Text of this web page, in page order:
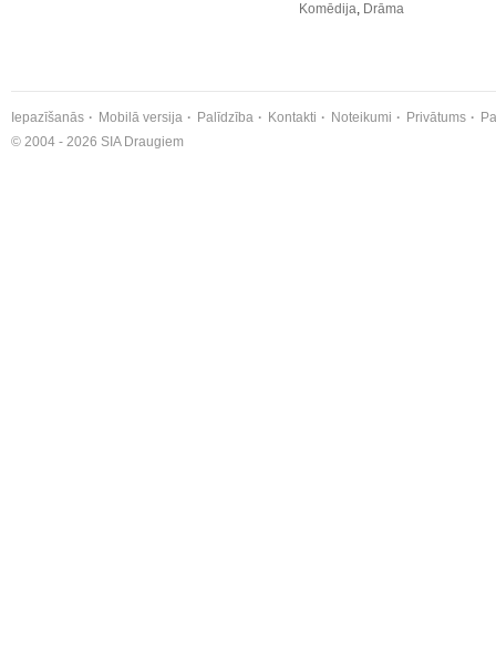
Komēdija, Drāma
Iepazīšanās Mobilā versija Palīdzība Kontakti Noteikumi Privātums
© 2004 - 2026 SIA Draugiem